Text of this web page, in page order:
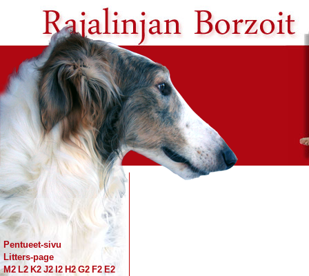
Pentueet-sivu
Litters-page
M2 L2 K2 J2 I2 H2 G2 F2 E2